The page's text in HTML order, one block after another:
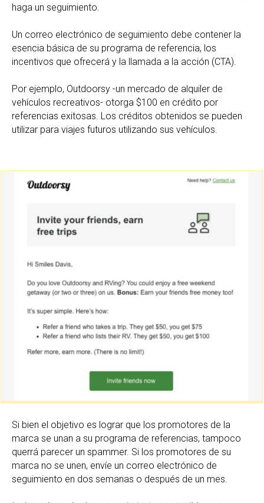
haga un seguimiento.
Un correo electrónico de seguimiento debe contener la
esencia básica de su programa de referencia, los
incentivos que ofrecerá y la llamada a la acción (CTA).
Por ejemplo, Outdoorsy -un mercado de alquiler de
vehículos recreativos- otorga $100 en crédito por
referencias exitosas. Los créditos obtenidos se pueden
utilizar para viajes futuros utilizando sus vehículos.
Si bien el objetivo es lograr que los promotores de la
marca se unan a su programa de referencias, tampoco
querrá parecer un spammer. Si los promotores de su
marca no se unen, envíe un correo electrónico de
seguimiento en dos semanas o después de un mes.